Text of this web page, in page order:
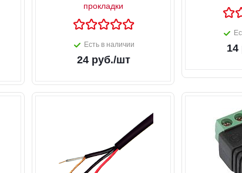
прокладки
Есть в наличии
24руб./шт
14